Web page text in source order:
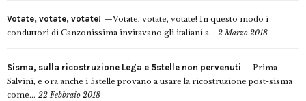
Votate, votate, votate!
Votate, votate, votate! In questo modo i
conduttori di Canzonissima invitavano gli italiani a... 2 Marzo 2018
Sisma, sulla ricostruzione Lega e 5stelle non pervenuti
Prima
Salvini, e ora anche i 5stelle provano a usare la ricostruzione post-sisma
come... 22 Febbraio 2018